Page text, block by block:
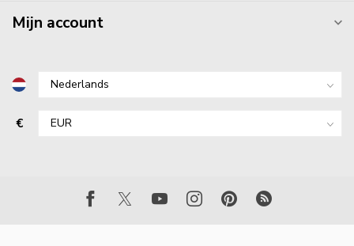
Mijn account
€